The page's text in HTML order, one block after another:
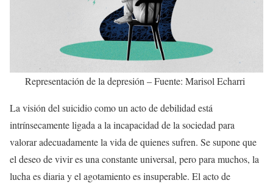
Representación de la depresión – Fuente: Marisol Echarri
La visión del suicidio como un acto de debilidad está
intrínsecamente ligada a la incapacidad de la sociedad para
valorar adecuadamente la vida de quienes sufren. Se supone que
el deseo de vivir es una constante universal, pero para muchos, la
lucha es diaria y el agotamiento es insuperable. El acto de